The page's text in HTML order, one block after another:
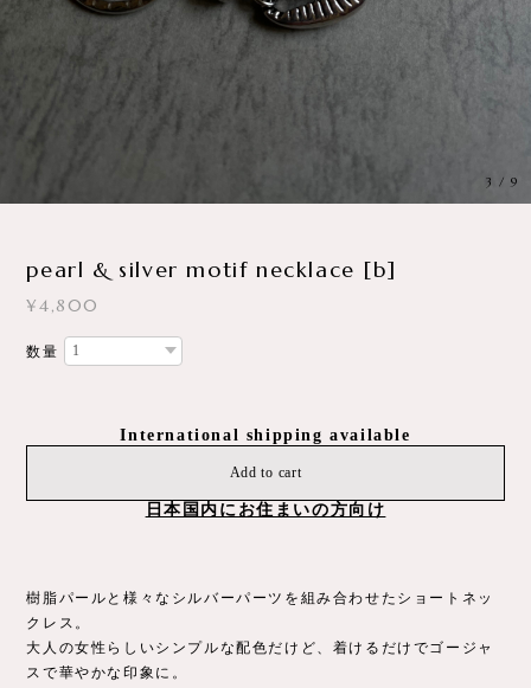
3 /9
pearl & silver motif necklace [b]
¥4,800
数量
International shipping available
Add to cart
日本国内にお住まいの方向け
樹脂パールと様々なシルバーパーツを組み合わせたショートネッ
クレス。
大人の女性らしいシンプルな配色だけど、着けるだけでゴージャ
スで華やかな印象に。